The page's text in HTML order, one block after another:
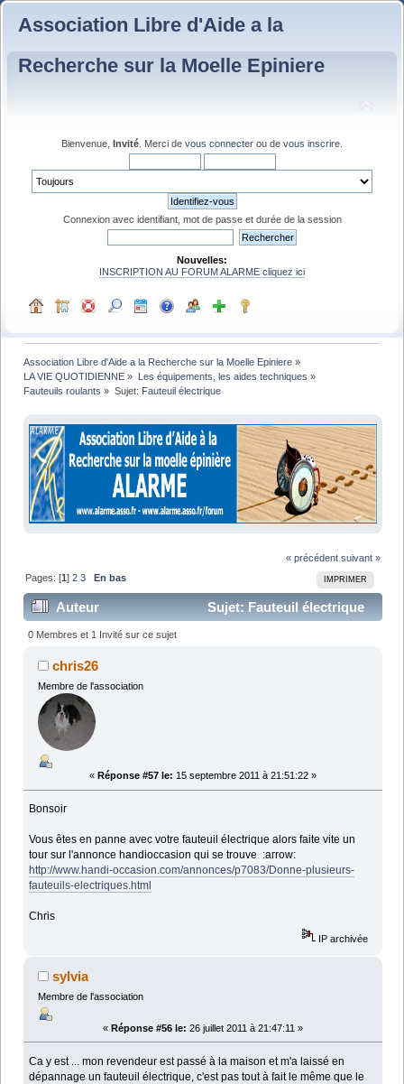
Association Libre d'Aide a la
Recherche sur la Moelle Epiniere
Bienvenue, Invité . Merci de vous connecter ou de vous inscrire
Connexion avec identifiant, mot de passe et durée de la session
Nouvelles:
INSCRIPTION AU FORUM ALARME cliquez ici
Association Libre d'Aide a la Recherche sur la Moelle Epiniere »
LA VIE QUOTIDIENNE » Les équipements, les aides techniques »
Fauteuils roulants » Sujet: Fauteuil électrique
« précédent suivant »
IMPRIMER
Pages: [1]2 3 En bas
Auteur
Sujet: Fauteuil électrique
(Lu 51794 fois)
0 Membres et 1 Invité sur ce sujet
chris26
Membre de l'association
« Réponse #57 le: 15 septembre 2011 à 21:51:22 »
Bonsoir
Vous êtes en panne avec votre fauteuil électrique alors faite vite un
tour sur l'annonce handioccasion qui se trouve :arrow:
http://www.handi-occasion.com/annonces/p7083/Donne-plusieurs-
fauteuils-electriques.html
Chris
IP archivée
sylvia
Membre de l'association
« Réponse #56 le: 26 juillet 2011 à 21:47:11 »
Ca y est ... mon revendeur est passé à la maison et m'a laissé en
dépannage un fauteuil électrique, c'est pas tout à fait le même que le